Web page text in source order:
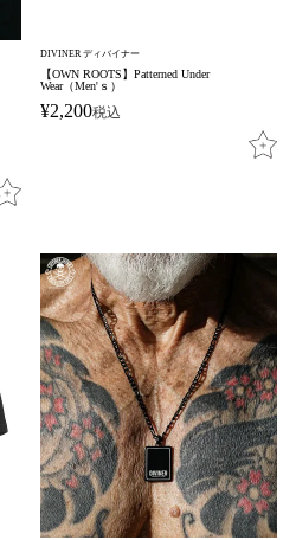
DIVINER ディバイナー
【OWN ROOTS】Patterned Under
Wear（Men'ｓ）
¥2,200税込